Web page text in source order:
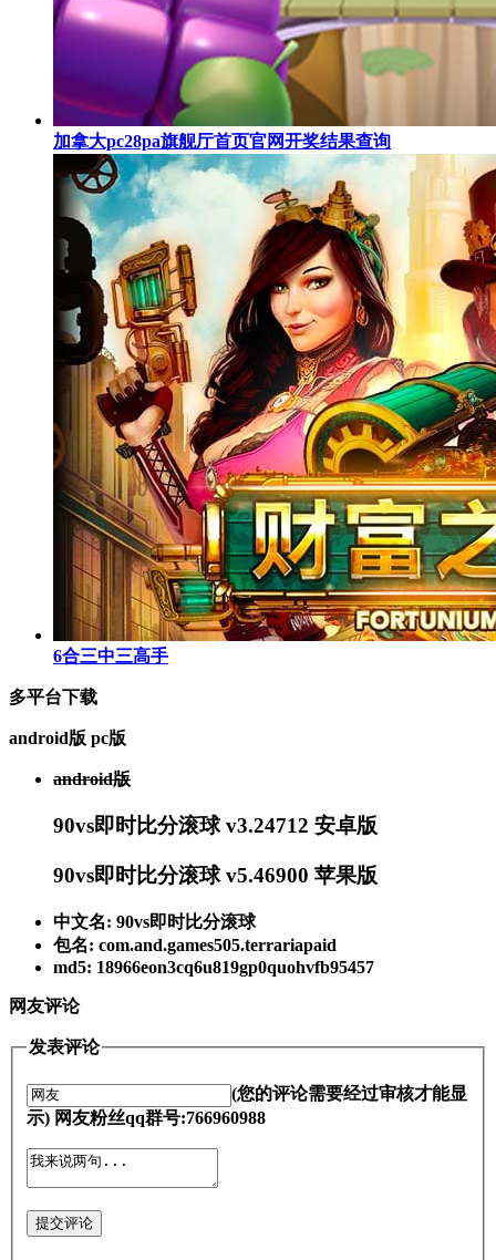
加拿大pc28pa旗舰厅首页官网开奖结果查询
6合三中三高手
多平台下载
android版 pc版
android版
90vs即时比分滚球 v3.24712 安卓版
90vs即时比分滚球 v5.46900 苹果版
中文名: 90vs即时比分滚球
包名: com.and.games505.terrariapaid
md5: 18966eon3cq6u819gp0quohvfb95457
网友评论
发表评论
(您的评论需要经过审核才能显
示) 网友粉丝qq群号:766960988
提交评论